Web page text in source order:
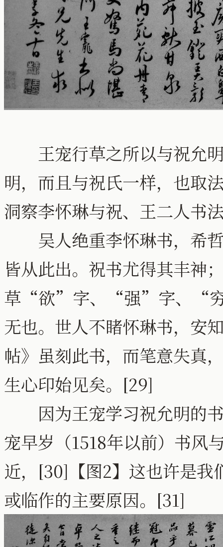
王宠行草之所以与祝允明
明，而且与祝氏一样，也取
洞察李怀琳与祝、王二人书
吴人绝重李怀琳书，希哲
皆从此出。祝书尤得其丰神
草“欲”字、“强”字、“穷
无也。世人不睹怀琳书，安
帖》虽刻此书，而笔意失真
生心印始见矣。[29]
因为王宠学习祝允明的书
宠早岁（1518年以前）书风
近，[30]【图2】这也许是我
或临作的主要原因。[31]